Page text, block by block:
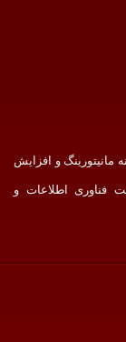
و افزایش
اطلاعات و